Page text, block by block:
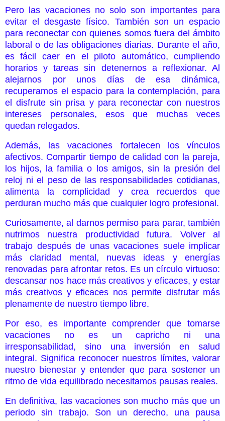
Pero las vacaciones no solo son importantes para
evitar el desgaste físico. También son un espacio
para reconectar con quienes somos fuera del ámbito
laboral o de las obligaciones diarias. Durante el año,
es fácil caer en el piloto automático, cumpliendo
horarios y tareas sin detenernos a reflexionar. Al
alejarnos por unos días de esa dinámica,
recuperamos el espacio para la contemplación, para
el disfrute sin prisa y para reconectar con nuestros
intereses personales, esos que muchas veces
quedan relegados.
Además, las vacaciones fortalecen los vínculos
afectivos. Compartir tiempo de calidad con la pareja,
los hijos, la familia o los amigos, sin la presión del
reloj ni el peso de las responsabilidades cotidianas,
alimenta la complicidad y crea recuerdos que
perduran mucho más que cualquier logro profesional.
Curiosamente, al darnos permiso para parar, también
nutrimos nuestra productividad futura. Volver al
trabajo después de unas vacaciones suele implicar
más claridad mental, nuevas ideas y energías
renovadas para afrontar retos. Es un círculo virtuoso:
descansar nos hace más creativos y eficaces, y estar
más creativos y eficaces nos permite disfrutar más
plenamente de nuestro tiempo libre.
Por eso, es importante comprender que tomarse
vacaciones no es un capricho ni una
irresponsabilidad, sino una inversión en salud
integral. Significa reconocer nuestros límites, valorar
nuestro bienestar y entender que para sostener un
ritmo de vida equilibrado necesitamos pausas reales.
En definitiva, las vacaciones son mucho más que un
periodo sin trabajo. Son un derecho, una pausa